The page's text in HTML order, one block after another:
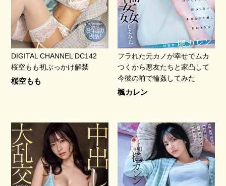
DIGITAL CHANNEL DC142
桜空もも初ぶっかけ解禁
桜空もも
フラれた元カノが幸せでムカ
つくから悪友たちと家凸して
今彼の前で輪姦してみた
楓カレン